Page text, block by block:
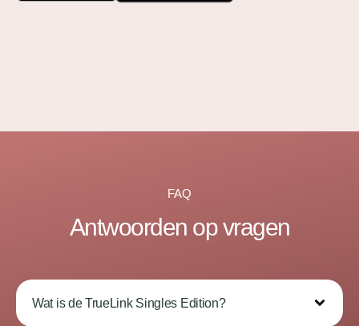
FAQ
Antwoorden op vragen
Wat is de TrueLink Singles Edition?